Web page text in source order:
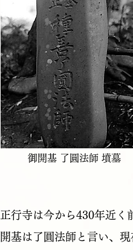
御開基 了圓法師 墳墓
正行寺は今から430年近く
開基は了圓法師と言い、